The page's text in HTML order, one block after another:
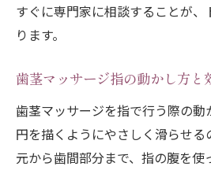
すぐに専門家に相談することが
ります。
歯茎マッサージ指の動かし方と
歯茎マッサージを指で行う際の動
円を描くようにやさしく滑らせる
元から歯間部分まで、指の腹を使